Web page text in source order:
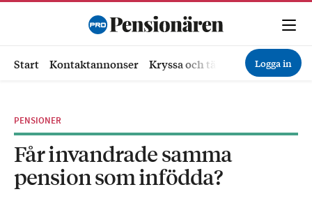
Start Kontaktannonser Kryssa och tävla Ekonomi
Logga in
PENSIONER
Får invandrade samma
pension som infödda?